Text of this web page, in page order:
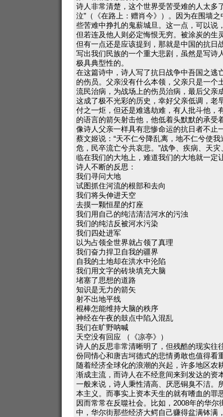
诗人非常清楚，这个世界受苦受难的人太多
泣”（《在路上：赠肖今》）。因为在围墙
些苦难中挣扎的鬼薪城旦。这一点，可以说
但若连及他人则必定悔恨无穷。被涂炭的生
但有一点还是应该提到，那就是中国的抗日
写出我们民族的一个重大悲剧，虽然是写诗
极具典型性的。
在这篇诗中，诗人写了抗日战争中吾国之逃
的伤员。父亲没有什么本领，父亲只是一个
流民治病，为战场上的伤员治病，最后父亲
这成了极不光彩的历史，幸好父亲低调，老
付之一炬，但还是难逃劫难，有人批斗他，
的语言的箭矢射击他，他低着头默默的承受
像诗人父亲一样具有悲惨命运的抗日者不止
蔡文姬说：“天不仁兮降乱离，地不仁兮使
危，民卒流亡兮共哀悲。”战争、疾病、天
临在我们的大地上，难道我们的大地就一定
诗人不断的反思：
我们寻问大地
试图抓住河流的根部和去向
我们将头伸进天空
去摸一颗恒星的灯座
我们用自己的纯洁清洁河水的污浊
我们的纯洁反被河水污染
我们四处进军
以为占领全世界就占领了真理
我们奋力捍卫自我的疆界
自我的土地却在洪水中沦陷
我们用文字的砖块填充大脑
堵塞了思想的道路
知识是无力的箭矢
射不出地平线
棍棒怎能维持大脑的秩序
神经在午夜的鼓点中陷入混乱
我们在旷野呐喊
天空没有回应 （《凉亭》）
诗人的反思非常清晰明了，但残酷的现实往
份同情心和唐吉坷德式的悲情勇敢也值得看
随着经济全球化的浪潮的兴起，许多地区农
渐成主流，而诗人在不经意间来到发达的资
一般来说，诗人秉性清高、厌恶铜臭不洁。
本主义。而事实上资本天生的就有嗜血的罪
因而常常在反噬社会。比如，2008年的华尔
中，华尔街那些经济大鳄自己赚得盆满钵满